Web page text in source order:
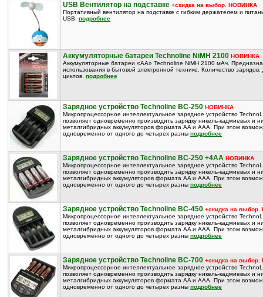
USB Вентилятор на подставке +скидка на выбор. НОВИНКА
Портативный вентилятор на подставке с гибким держателем и
USB. подробнее
Аккумуляторные батареи Technoline NiMH 2100 НОВИНКА
Аккумуляторные батареи «AA» Technoline NiMH 2100 мАч.
использования в бытовой электронной технике. Количество
циклов. подробнее
Зарядное устройство Technoline BC-250 НОВИНКА
Микропроцессорное интеллектуальное зарядное устройство
позволяет одновременно производить зарядку никель-кадмиевых и
металгибридных аккумуляторов формата AA и AAA. При этом
одновременно от одного до четырех разны подробнее
Зарядное устройство Technoline BC-250 +4AA НОВИНКА
Микропроцессорное интеллектуальное зарядное устройство
позволяет одновременно производить зарядку никель-кадмиевых и
металгибридных аккумуляторов формата AA и AAA. При этом
одновременно от одного до четырех разны подробнее
Зарядное устройство Technoline BC-450 +скидка на
Микропроцессорное интеллектуальное зарядное устройство
позволяет одновременно производить зарядку никель-кадмиевых и
металгибридных аккумуляторов формата AA и AAA. При этом
одновременно от одного до четырех разны подробнее
Зарядное устройство Technoline BC-700 +скидка на
Микропроцессорное интеллектуальное зарядное устройство
позволяет одновременно производить зарядку никель-кадмиевых и
металгибридных аккумуляторов формата AA и AAA. При этом
одновременно от одного до четырех разны подробнее